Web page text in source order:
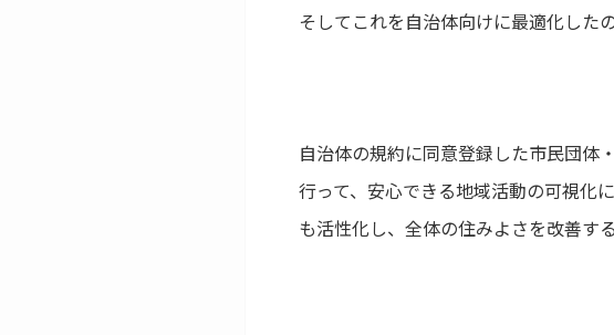
そしてこれを自治体向けに最適化した
自治体の規約に同意登録した市民団体
行って、安心できる地域活動の可視化
も活性化し、全体の住みよさを改善す